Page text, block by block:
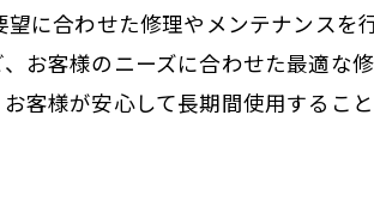
に合わせた修理やメンテナンス
お客様のニーズに合わせた最適な
客様が安心して長期間使用するこ